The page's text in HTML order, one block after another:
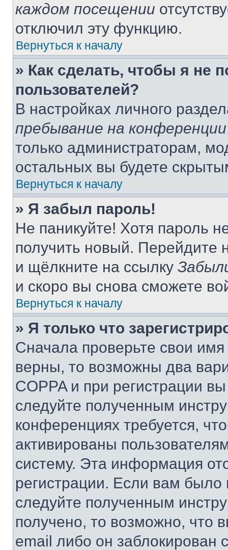
каждом посещении
отключил эту функцию.
Вернуться к началу
» Как сделать, чтобы я не
пользователей?
В настройках личного
пребывание на конференции
только администраторам,
остальных вы будете
Вернуться к началу
» Я забыл пароль!
Не паникуйте! Хотя пароль
получить новый. Перейдите
и щёлкните на ссылку
и скоро вы снова сможете
Вернуться к началу
» Я только что
Сначала проверьте свои
верны, то возможны два
COPPA и при регистрации
следуйте полученным
конференциях требуется,
активированы
систему. Эта информация
регистрации. Если вам
следуйте полученным
получено, то возможно, что
email либо он